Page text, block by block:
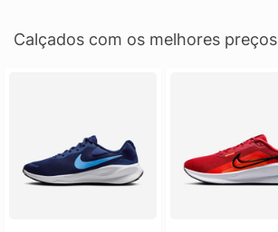
Calçados com os melhores preços